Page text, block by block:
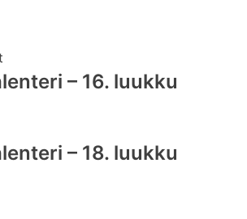
– 16. luukku
– 18. luukku